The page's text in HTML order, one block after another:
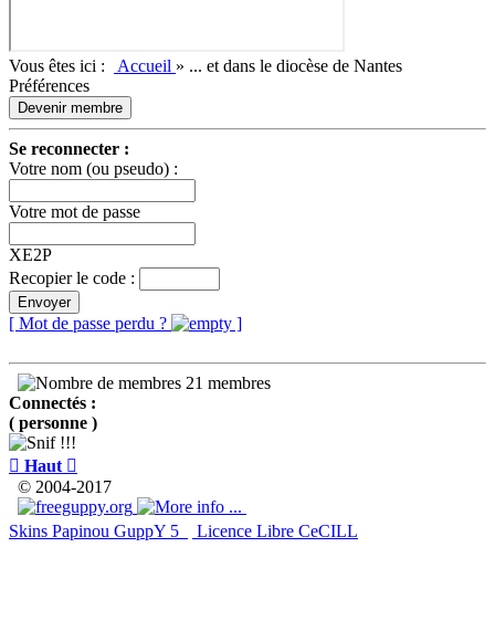
Vous êtes ici : Accueil » ... et dans le diocèse de Nantes
Préférences
Devenir membre
Se reconnecter :
Votre nom (ou pseudo) :
Votre mot de passe
XE2P
Recopier le code :
Envoyer
[ Mot de passe perdu ? ]
21 membres
Connectés :
( personne )
 Haut 
© 2004-2017
Skins Papinou GuppY 5 Licence Libre CeCILL